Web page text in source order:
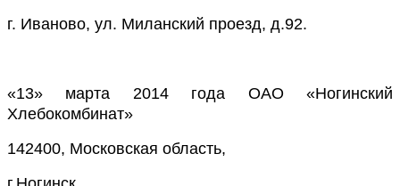
г. Иваново, ул. Миланский проезд, д.92.
«13» марта 2014 года ОАО «Ногинский
Хлебокомбинат»
142400, Московская область,